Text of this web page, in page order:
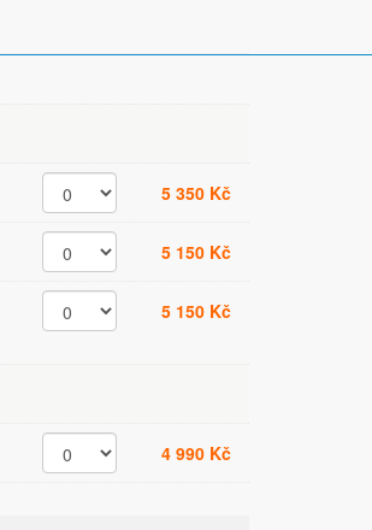
5 350 Kč
5 150 Kč
5 150 Kč
4 990 Kč